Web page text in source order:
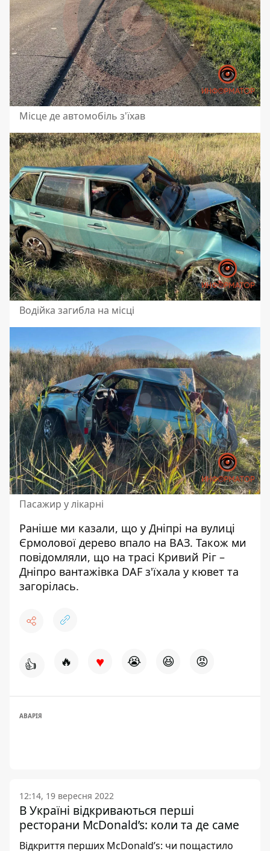
Місце де автомобіль з'їхав
Водійка загибла на місці
Пасажир у лікарні
Раніше ми казали, що у Дніпрі на вулиці
Єрмолової дерево впало на ВАЗ. Також ми
повідомляли, що на трасі Кривий Ріг –
Дніпро вантажівка DAF з'їхала у кювет та
загорілась.
👍 🔥 ♥ 😭 😆 😡
АВАРІЯ
12:14, 19 вересня 2022
В Україні відкриваються перші
ресторани McDonald’s: коли та де саме
Відкриття перших McDonald’s: чи пощастило